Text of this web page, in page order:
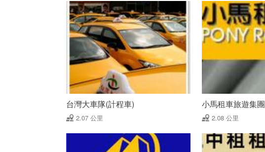
台灣大車隊(計程車)
2.07 公里
小馬租車旅遊集團
2.08 公里